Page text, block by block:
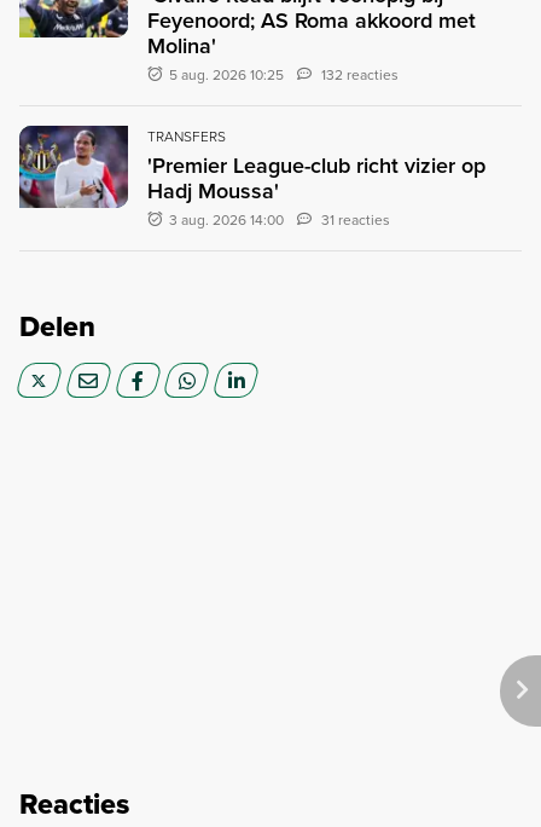
Feyenoord; AS Roma akkoord met
Molina'
5 aug. 2026 10:25 132 reacties
TRANSFERS
'Premier League-club richt vizier op
Hadj Moussa'
3 aug. 2026 14:00 31 reacties
Delen
Reacties